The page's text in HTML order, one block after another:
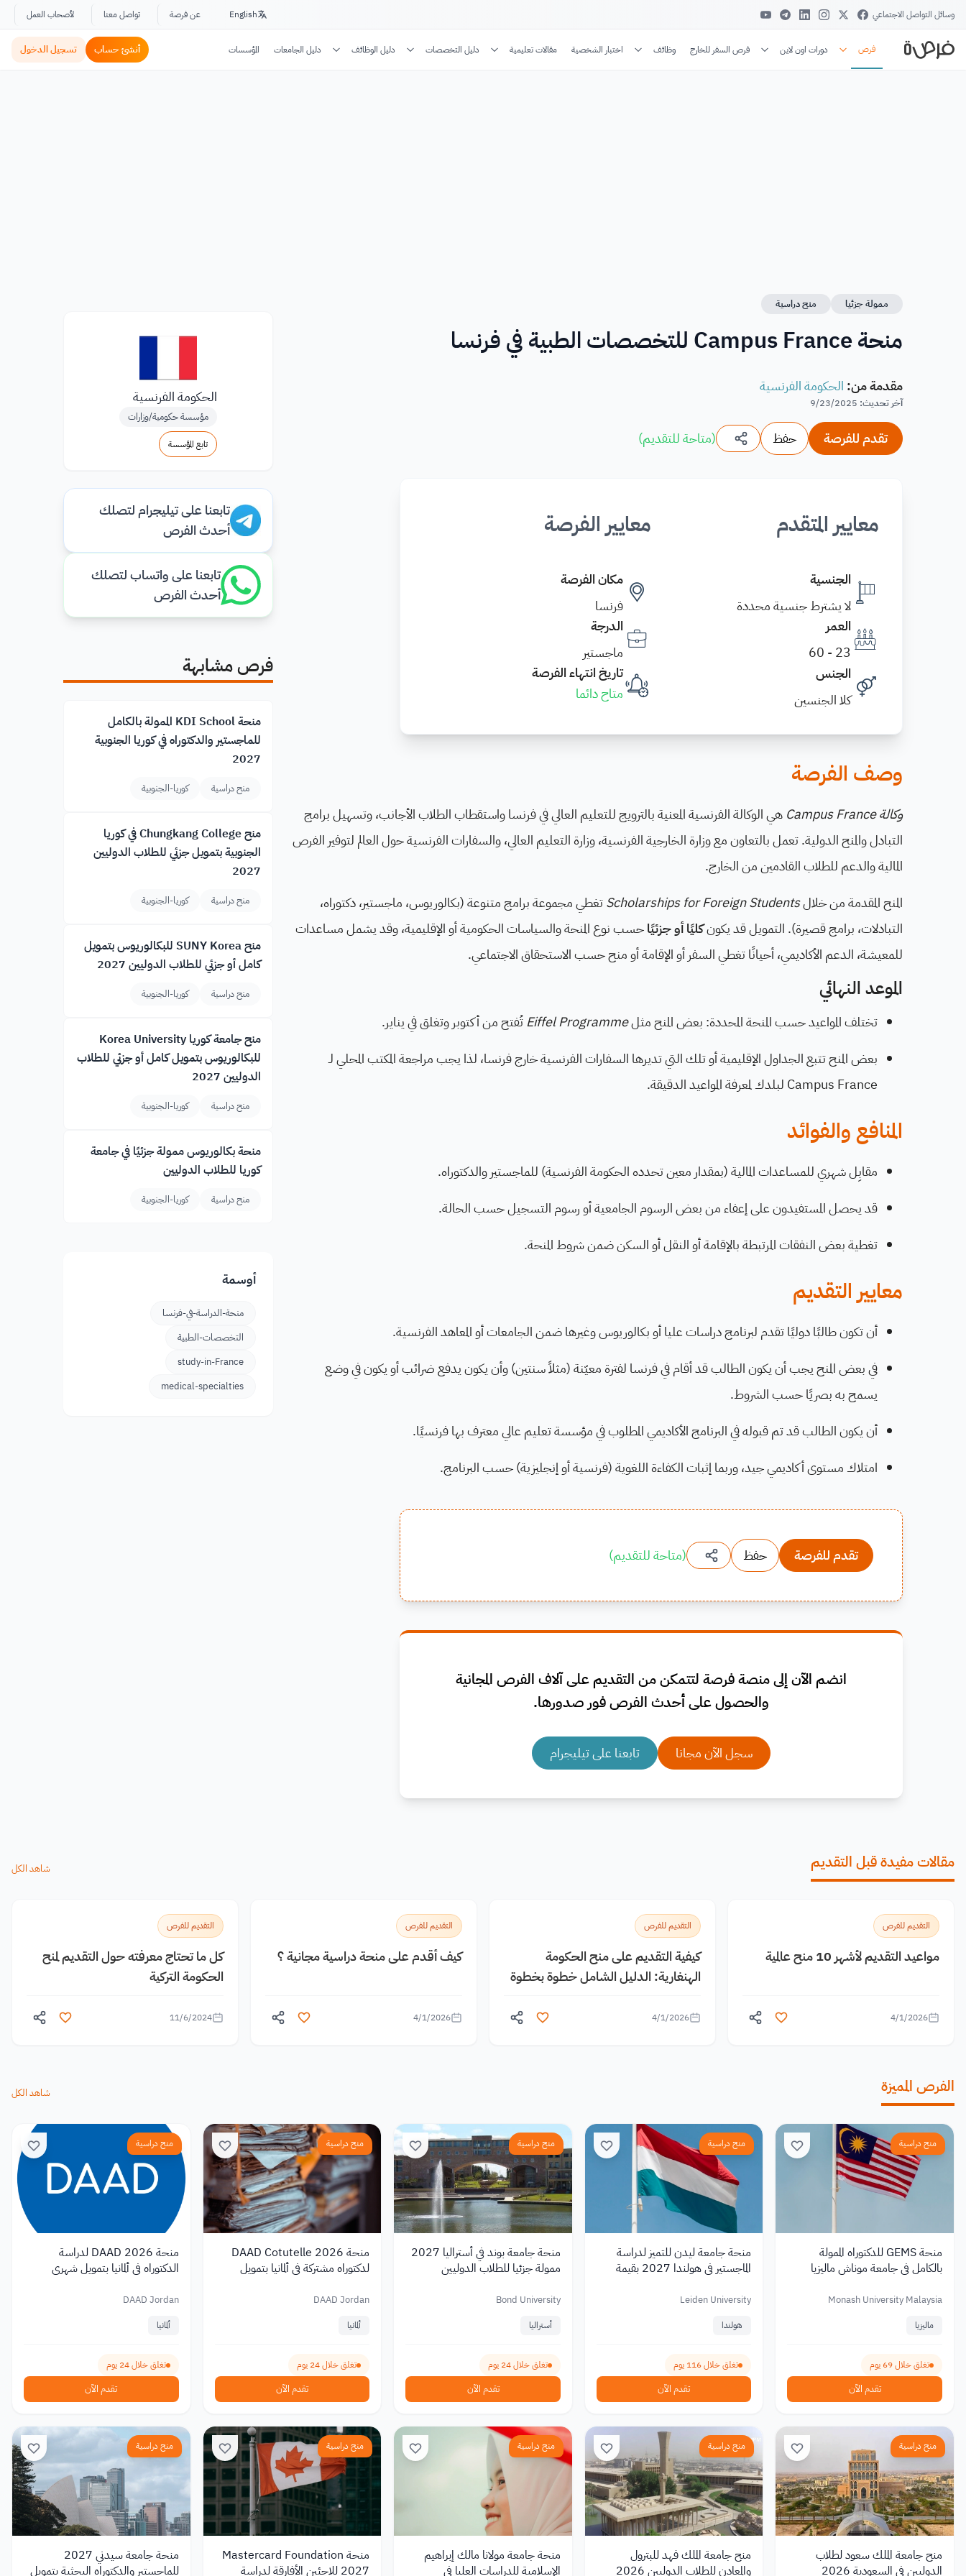
وسائل التواصل الاجتماعي English عن فرصة تواصل معنا لأصحاب العمل
فرص دورات اون لاين فرص السفر للخارج وظائف اختبار الشخصية مقالات تعليمية دليل التخصصات دليل الوظائف دليل الجامعات المؤسسات أنشئ حساب تسجيل الدخول
ممولة جزئيا منح دراسية
منحة Campus France للتخصصات الطبية في فرنسا
مقدمة من: الحكومة الفرنسية
آخر تحديث:
9/23/2025
تقدم للفرصة حفظ (متاحة للتقديم)
معايير المتقدم
الجنسية
لا يشترط جنسية محددة
العمر
23 - 60
الجنس
كلا الجنسين
معايير الفرصة
مكان الفرصة
فرنسا
الدرجة
ماجستير
تاريخ انتهاء الفرصة
متاح دائما
وصف الفرصة
وكالة Campus France
هي الوكالة الفرنسية المعنية بالترويج للتعليم العالي في فرنسا واستقطاب الطلاب الأجانب، وتسهيل برامج
التبادل والمنح الدولية. تعمل بالتعاون مع وزارة الخارجية الفرنسية، وزارة التعليم العالي، والسفارات الفرنسية حول العالم لتوفير الفرص
المالية والدعم للطلاب القادمين من الخارج.
المنح المقدمة من خلالScholarships for Foreign Studentsتغطي مجموعة برامج متنوعة (بكالوريوس، ماجستير، دكتوراه،
التبادلات، برامج قصيرة). التمويل قد يكونكليًا أو جزئيًاحسب نوع المنحة والسياسات الحكومية أو الإقليمية، وقد يشمل مساعدات
للمعيشة، الدعم الأكاديمي، أحيانًا تغطي السفر أو الإقامة أو منح حسب الاستحقاق الاجتماعي.
الموعد النهائي
تختلف المواعيد حسب المنحة المحددة: بعض المنح مثلEiffel Programmeتُفتح من أكتوبر وتغلق في يناير.
بعض المنح تتبع الجداول الإقليمية أو تلك التي تديرها السفارات الفرنسية خارج فرنسا، لذا يجب مراجعة المكتب المحلي لـ
Campus France لبلدك لمعرفة المواعيد الدقيقة.
المنافع والفوائد
مقابِل شهري للمساعدات المالية (بمقدار معين تحدده الحكومة الفرنسية) للماجستير والدكتوراه.
قد يحصل المستفيدون على إعفاء من بعض الرسوم الجامعية أو رسوم التسجيل حسب الحالة.
تغطية بعض النفقات المرتبطة بالإقامة أو النقل أو السكن ضمن شروط المنحة.
معايير التقديم
أن تكون طالبًا دوليًا تقدم لبرنامج دراسات عليا أو بكالوريوس وغيرها ضمن الجامعات أو المعاهد الفرنسية.
في بعض المنح يجب أن يكون الطالب قد أقام في فرنسا لفترة معيّنة (مثلاً سنتين) وأن يكون يدفع ضرائب أو يكون في وضع
يسمح به بصريًا حسب الشروط.
أن يكون الطالب قد تم قبوله في البرنامج الأكاديمي المطلوب في مؤسسة تعليم عالي معترف بها فرنسيًا.
امتلاك مستوى أكاديمي جيد، وربما إثبات الكفاءة اللغوية (فرنسية أو إنجليزية) حسب البرنامج.
تقدم للفرصة حفظ (متاحة للتقديم)
انضم الآن إلى منصة فرصة لتتمكن من التقديم على آلاف الفرص المجانية
والحصول على أحدث الفرص فور صدورها.
سجل الآن مجانا تابعنا على تيليجرام
الحكومة الفرنسية
مؤسسة حكومية/وزارات
تابع المؤسسة
تابعنا على تيليجرام لتصلك
أحدث الفرص
تابعنا على واتساب لتصلك
أحدث الفرص
فرص مشابهة
منحة KDI School الممولة بالكامل
للماجستير والدكتوراه في كوريا الجنوبية
2027
منح دراسية كوريا-الجنوبية
منح Chungkang College في كوريا
الجنوبية بتمويل جزئي للطلاب الدوليين
2027
منح دراسية كوريا-الجنوبية
منح SUNY Korea للبكالوريوس بتمويل
كامل أو جزئي للطلاب الدوليين 2027
منح دراسية كوريا-الجنوبية
منح جامعة كوريا Korea University
للبكالوريوس بتمويل كامل أو جزئي للطلاب
الدوليين 2027
منح دراسية كوريا-الجنوبية
منحة بكالوريوس ممولة جزئيًا في جامعة
كوريا للطلاب الدوليين
منح دراسية كوريا-الجنوبية
أوسمة
منحة-الدراسة-في-فرنسا
التخصصات-الطبية
study-in-France
medical-specialties
مقالات مفيدة قبل التقديم شاهد الكل
التقديم للفرص
مواعيد التقديم لأشهر 10 منح عالمية
4/1/2026
التقديم للفرص
كيفية التقديم على منح الحكومة
الهنغارية: الدليل الشامل خطوة بخطوة
4/1/2026
التقديم للفرص
كيف أقدم على منحة دراسية مجانية ؟
4/1/2026
التقديم للفرص
كل ما تحتاج معرفته حول التقديم لمنح
الحكومة التركية
11/6/2024
الفرص المميزة شاهد الكل
منح دراسية
منحة GEMS للدكتوراه الممولة
بالكامل في جامعة موناش ماليزيا
Monash University Malaysia
ماليزيا
تغلق خلال 69 يوم
تقدم الآن
منح دراسية
منحة جامعة ليدن للتميز لدراسة
الماجستير في هولندا 2027 بقيمة
Leiden University
هولندا
تغلق خلال 116 يوم
تقدم الآن
منح دراسية
منحة جامعة بوند في أستراليا 2027
ممولة جزئيا للطلاب الدوليين
Bond University
أستراليا
تغلق خلال 24 يوم
تقدم الآن
منح دراسية
منحة DAAD Cotutelle 2026
لدكتوراه مشتركة في ألمانيا بتمويل
DAAD Jordan
ألمانيا
تغلق خلال 24 يوم
تقدم الآن
منح دراسية
منحة DAAD 2026 لدراسة
الدكتوراه في ألمانيا بتمويل شهري
DAAD Jordan
ألمانيا
تغلق خلال 24 يوم
تقدم الآن
منح دراسية
منح جامعة الملك سعود لطلاب
الدوليين في السعودية 2026
منح دراسية
منح جامعة الملك فهد للبترول
والمعادن للطلاب الدوليين 2026
منح دراسية
منحة جامعة مولانا مالك إبراهيم
الإسلامية للدراسات العليا في
منح دراسية
منحة Mastercard Foundation
2027 للاجئين الأفارقة لدراسة
منح دراسية
منحة جامعة سيدني 2027
للماجستير والدكتوراه البحثية بتمويل